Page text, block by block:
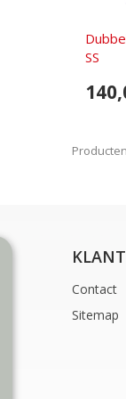
SS
Contact
Sitemap